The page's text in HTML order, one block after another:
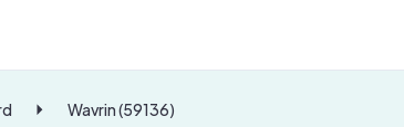
Wavrin (59136)